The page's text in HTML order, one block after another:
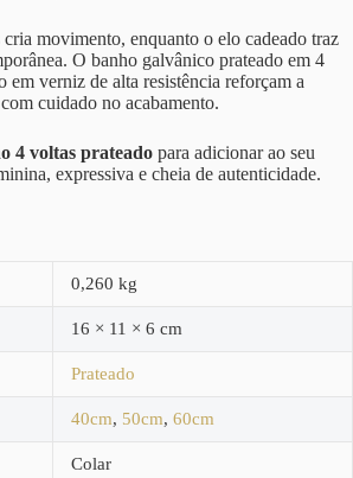
cria movimento, enquanto o elo cadeado traz
O banho galvânico prateado em 4
em verniz de alta resistência reforçam a
cuidado no acabamento.
4 voltas prateado para adicionar ao seu
expressiva e cheia de autenticidade.
0,260 kg
16 × 11 × 6 cm
Prateado
40cm, 50cm, 60cm
Colar